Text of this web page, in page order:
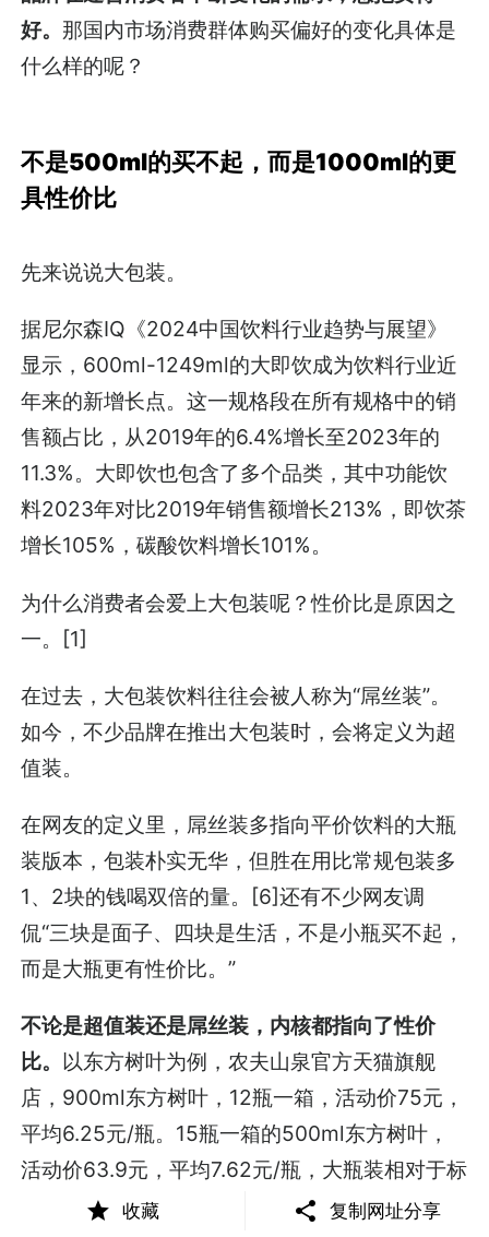
好。 那国内市场消费群体购买偏好的变化具体是
什么样的呢？
不是500ml的买不起，而是1000ml的更
具性价比
先来说说大包装。
据尼尔森IQ《2024中国饮料行业趋势与展望》
显示，600ml-1249ml的大即饮成为饮料行业近
年来的新增长点。这一规格段在所有规格中的销
售额占比，从2019年的6.4%增长至2023年的
11.3%。大即饮也包含了多个品类，其中功能饮
料2023年对比2019年销售额增长213%，即饮茶
增长105%，碳酸饮料增长101%。
为什么消费者会爱上大包装呢？性价比是原因之
一。[1]
在过去，大包装饮料往往会被人称为“屌丝装”。
如今，不少品牌在推出大包装时，会将定义为超
值装。
在网友的定义里，屌丝装多指向平价饮料的大瓶
装版本，包装朴实无华，但胜在用比常规包装多
1、2块的钱喝双倍的量。[6]还有不少网友调
侃“三块是面子、四块是生活，不是小瓶买不起，
而是大瓶更有性价比。”
不论是超值装还是屌丝装，内核都指向了性价
比。 以东方树叶为例，农夫山泉官方天猫旗舰
店，900ml东方树叶，12瓶一箱，活动价75元，
平均6.25元/瓶。15瓶一箱的500ml东方树叶，
活动价63.9元，平均7.62元/瓶，大瓶装相对于标
准装来说平均价格低了18%。
收藏 复制网址分享